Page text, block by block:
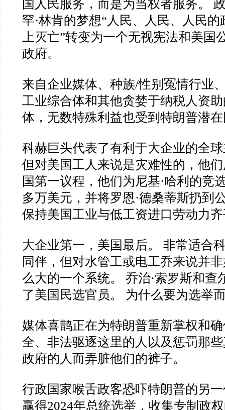
国人民服务，而是为当权者服务。
罕·林肯的梦想“人民、人民、人民
上灭亡”转变为一个无视宪法和美国
政府。
来自企业媒体、种族/性别冤情行业
工业综合体和其他贪婪于纳税人资
体，无数特殊利益也受到特朗普潜
科赫巨头代表了有利于大企业的全
但对美国工人来说是灾难性的，他
国第一议程，他们为尼基·哈利的竞
多万美元，并将罗恩·德桑蒂斯扔到
保持美国工业与低工资进口劳动力
大企业第一，美国最后。 非常适合
同伴，但对水管工或电工乔来说并
么大的一个系统。 乔治·索罗斯和查
了美国民选官员。 为什么要为选举
媒体喜鹊正在为特朗普重新掌权和
全、非法驱逐这里的人以及惩罚那
政府的人而弄脏他们的裤子。
行政国家喉舌政客恐吓特朗普的另
赢得2024年总统选举，收集专制政